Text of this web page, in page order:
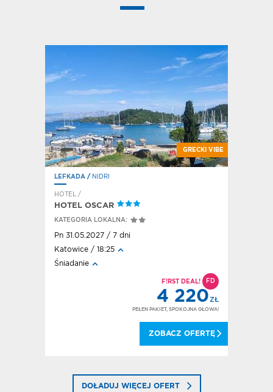
GRECKI VIBE
LEFKADA / NIDRI
HOTEL /
HOTEL OSCAR
KATEGORIA LOKALNA:
Pn 31.05.2027 / 7 dni
Katowice / 18:25
Śniadanie
F!RST DEAL! FD
4 220ZŁ
PEŁEN PAKIET, SPOKOJNA GŁOWA!
ZOBACZ OFERTĘ
DOŁADUJ WIĘCEJ OFERT